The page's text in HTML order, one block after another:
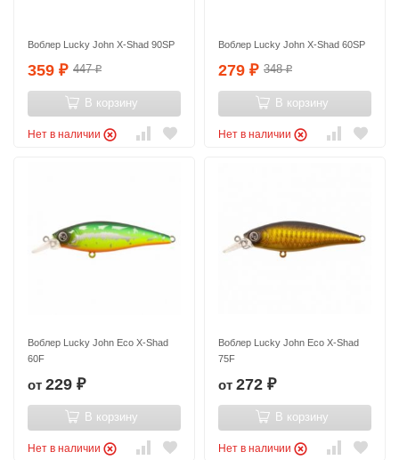
Воблер Lucky John X-Shad 90SP
359 ₽ 447₽
В корзину
Нет в наличии
Воблер Lucky John X-Shad 60SP
279 ₽ 348₽
В корзину
Нет в наличии
Воблер Lucky John Eco X-Shad
60F
от 229 ₽
В корзину
Нет в наличии
Воблер Lucky John Eco X-Shad
75F
от 272 ₽
В корзину
Нет в наличии